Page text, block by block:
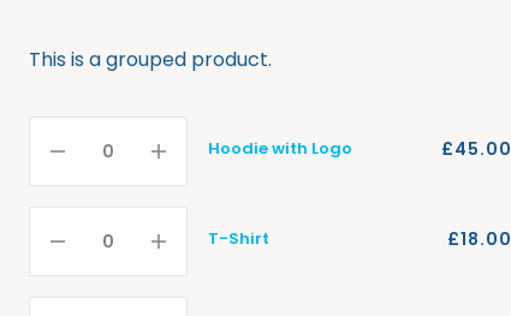
This is a grouped product.
Hoodie with Logo £45.00
T-Shirt £18.00